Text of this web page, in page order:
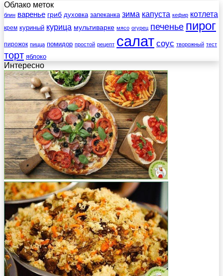
Облако меток
блин варенье гриб духовка запеканка зима капуста кефир котлета
крем куриный курица мультиварке мясо огурец печенье пирог
пирожок пицца помидор простой рецепт салат соус творожный тест
торт яблоко
Интересно